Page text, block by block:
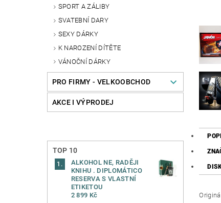
SPORT A ZÁLIBY
SVATEBNÍ DARY
SEXY DÁRKY
K NAROZENÍ DÍTĚTE
VÁNOČNÍ DÁRKY
PRO FIRMY - VELKOOBCHOD
AKCE I VÝPRODEJ
TOP 10
ALKOHOL NE, RADĚJI
KNIHU . DIPLOMÁTICO
RESERVA S VLASTNÍ
ETIKETOU
2 899 Kč